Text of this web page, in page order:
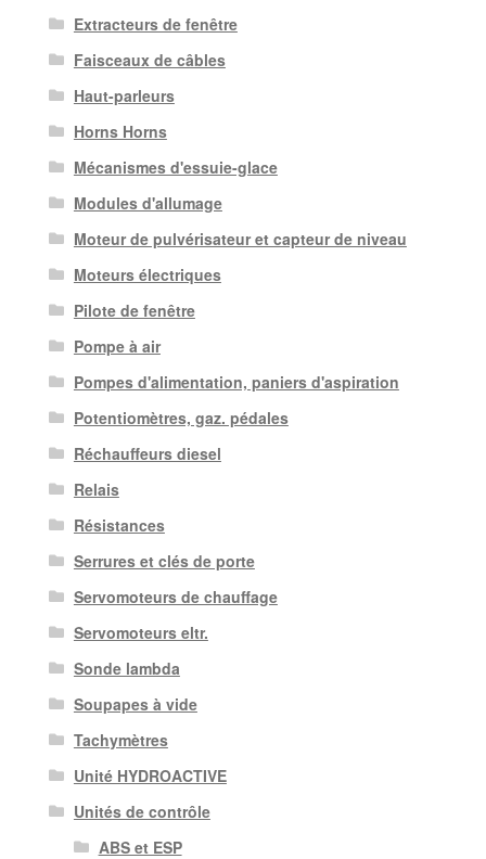
Extracteurs de fenêtre
Faisceaux de câbles
Haut-parleurs
Horns Horns
Mécanismes d'essuie-glace
Modules d'allumage
Moteur de pulvérisateur et capteur de niveau
Moteurs électriques
Pilote de fenêtre
Pompe à air
Pompes d'alimentation, paniers d'aspiration
Potentiomètres, gaz. pédales
Réchauffeurs diesel
Relais
Résistances
Serrures et clés de porte
Servomoteurs de chauffage
Servomoteurs eltr.
Sonde lambda
Soupapes à vide
Tachymètres
Unité HYDROACTIVE
Unités de contrôle
ABS et ESP